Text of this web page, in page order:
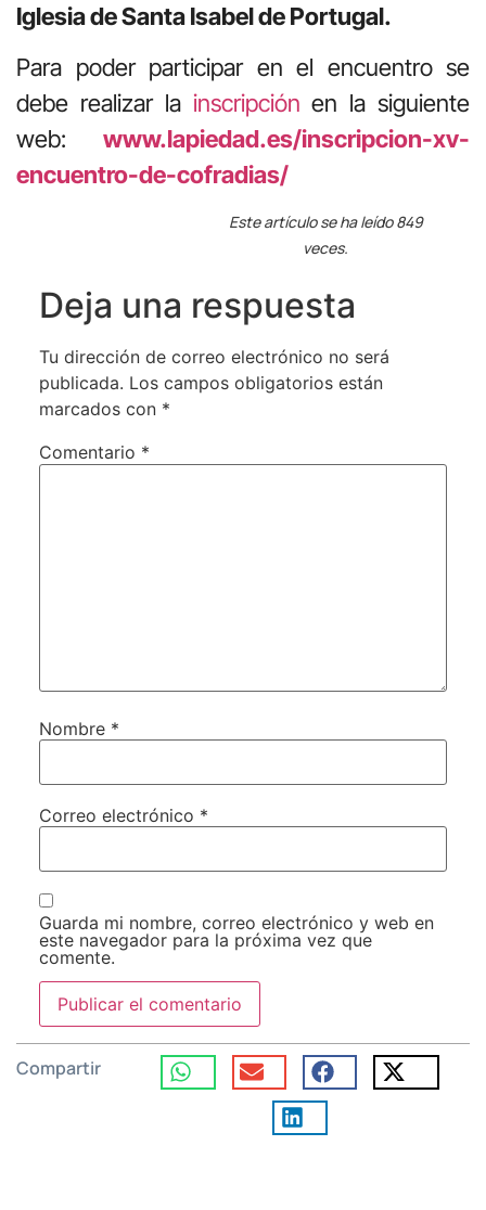
Iglesia de Santa Isabel de Portugal.
Para poder participar en el encuentro se
debe realizar lainscripciónen la siguiente
web: www.lapiedad.es/inscripcion-xv-
encuentro-de-cofradias/
Este artículo se ha leído 849
veces.
Deja una respuesta
Tu dirección de correo electrónico no será
publicada. Los campos obligatorios están
marcados con *
Comentario *
Nombre *
Correo electrónico *
Guarda mi nombre, correo electrónico y web en
este navegador para la próxima vez que
comente.
Compartir